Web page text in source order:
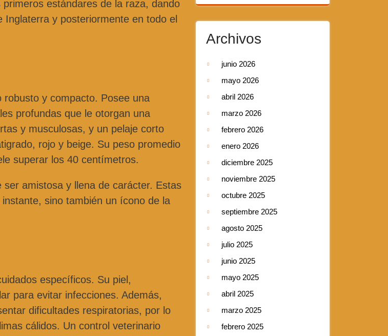
estándares de la raza, dando
Inglaterra y posteriormente en todo el
robusto y compacto. Posee una
profundas que le otorgan una
y musculosas, y un pelaje corto
rojo y beige. Su peso promedio
superar los 40 centímetros.
amistosa y llena de carácter. Estas
sino también un ícono de la
específicos. Su piel,
para evitar infecciones. Además,
dificultades respiratorias, por lo
cálidos. Un control veterinario
Archivos
junio 2026
mayo 2026
abril 2026
marzo 2026
febrero 2026
enero 2026
diciembre 2025
noviembre 2025
octubre 2025
septiembre 2025
agosto 2025
julio 2025
junio 2025
mayo 2025
abril 2025
marzo 2025
febrero 2025